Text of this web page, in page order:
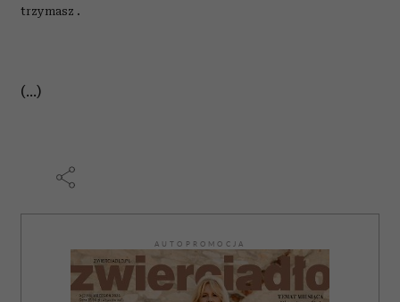
trzymasz .
(...)
AUTOPROMOCJA